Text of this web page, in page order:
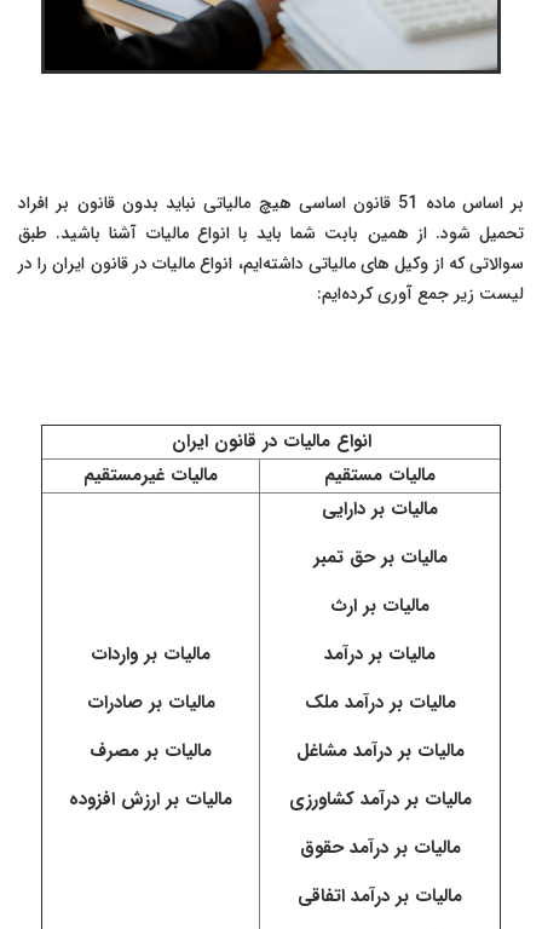
بر اساس ماده 51 قانون اساسی هیچ مالیاتی نباید بدون قانون بر افراد
تحمیل شود. از همین بابت شما باید با انواع مالیات آشنا باشید. طبق
سوالاتی که از وکیل های مالیاتی داشته‌ایم، انواع مالیات در قانون ایران را در
لیست زیر جمع آوری کرده‌ایم:
انواع مالیات در قانون ایران
مالیات مستقیم
مالیات غیرمستقیم
مالیات بر دارایی
مالیات بر حق تمبر
مالیات بر ارث
مالیات بر درآمد
مالیات بر درآمد ملک
مالیات بر درآمد مشاغل
مالیات بر درآمد کشاورزی
مالیات بر درآمد حقوق
مالیات بر درآمد اتفاقی
مالیات بر واردات
مالیات بر صادرات
مالیات بر مصرف
مالیات بر ارزش افزوده